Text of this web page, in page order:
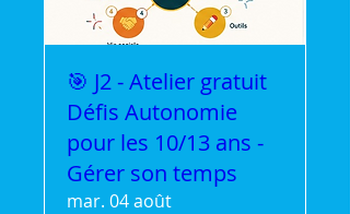
🎯 J2 - Atelier gratuit
Défis Autonomie
pour les 10/13 ans -
Gérer son temps
mar. 04 août